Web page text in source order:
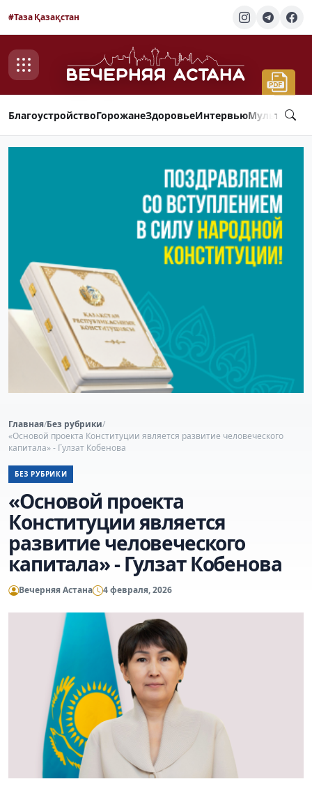
#Таза Қазақстан
БлагоустройствоГорожанеЗдоровьеИнтервью
Главная/Без рубрики/
«Основой проекта Конституции является развитие человеческого
капитала» - Гулзат Кобенова
БЕЗ РУБРИКИ
«Основой проекта
Конституции является
развитие человеческого
капитала» - Гулзат Кобенова
Вечерняя Астана 4 февраля, 2026